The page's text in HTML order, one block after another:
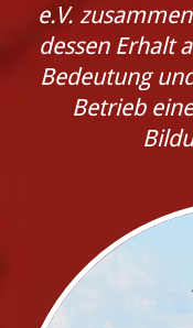
e.V.
dessen Erhalt
Bedeutung
Betrieb